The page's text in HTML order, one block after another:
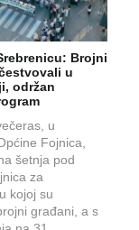
Brojni
u
održan
u
Fojnica,
šetnja pod
za
kojoj su
građani, a s